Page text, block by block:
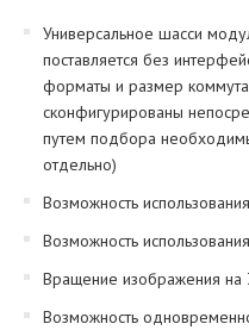
Универсальное шасси
поставляется без
форматы и размер
сконфигурированы
путем подбора
отдельно)
Возможность
Возможность
Вращение изображения
Возможность